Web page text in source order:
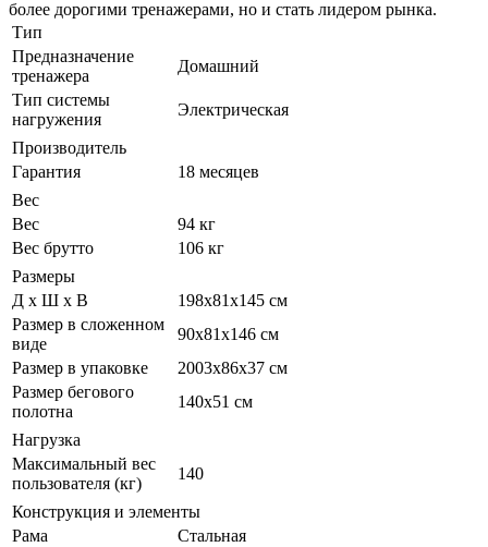
более дорогими тренажерами, но и стать лидером рынка.
Тип
Предназначение
тренажера
Домашний
Тип системы
нагружения
Электрическая
Производитель
Гарантия
18 месяцев
Вес
Вес
94 кг
Вес брутто
106 кг
Размеры
Д х Ш х В
198х81х145 см
Размер в сложенном
виде
90х81х146 см
Размер в упаковке
2003х86х37 см
Размер бегового
полотна
140х51 см
Нагрузка
Максимальный вес
пользователя (кг)
140
Конструкция и элементы
Рама
Стальная